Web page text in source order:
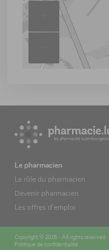
Le pharmacien
Le rôle du pharmacien
Devenir pharmacien
Les offres d’emploi
Copyright © 2026 - All rights reserved -
Politique de confidentialité